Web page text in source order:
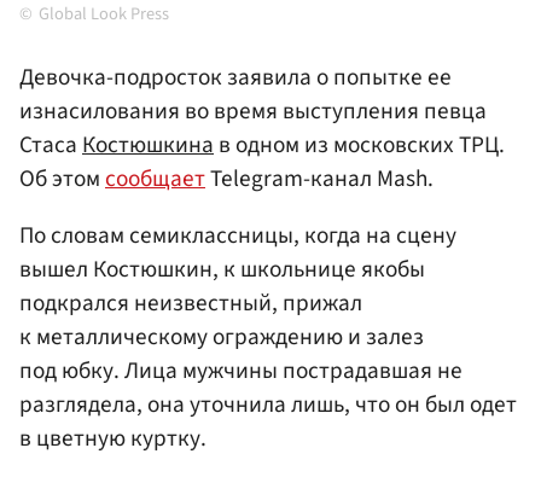
Global Look Press
Девочка-подросток заявила о попытке ее
изнасилования во время выступления певца
СтасаКостюшкинав одном из московских ТРЦ.
Об этомсообщаетTelegram-канал Mash.
По словам семиклассницы, когда на сцену
вышел Костюшкин, к школьнице якобы
подкрался неизвестный, прижал
к металлическому ограждению и залез
под юбку. Лица мужчины пострадавшая не
разглядела, она уточнила лишь, что он был одет
в цветную куртку.